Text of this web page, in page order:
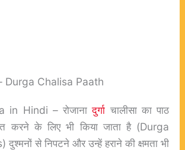
– Durga Chalisa Paath
in Hindi – रोजानादुर्गा चालीसा का पाठ
करने के लिए भी किया जाता है (Durga
से निपटने और उन्हें हराने की क्षमता भी